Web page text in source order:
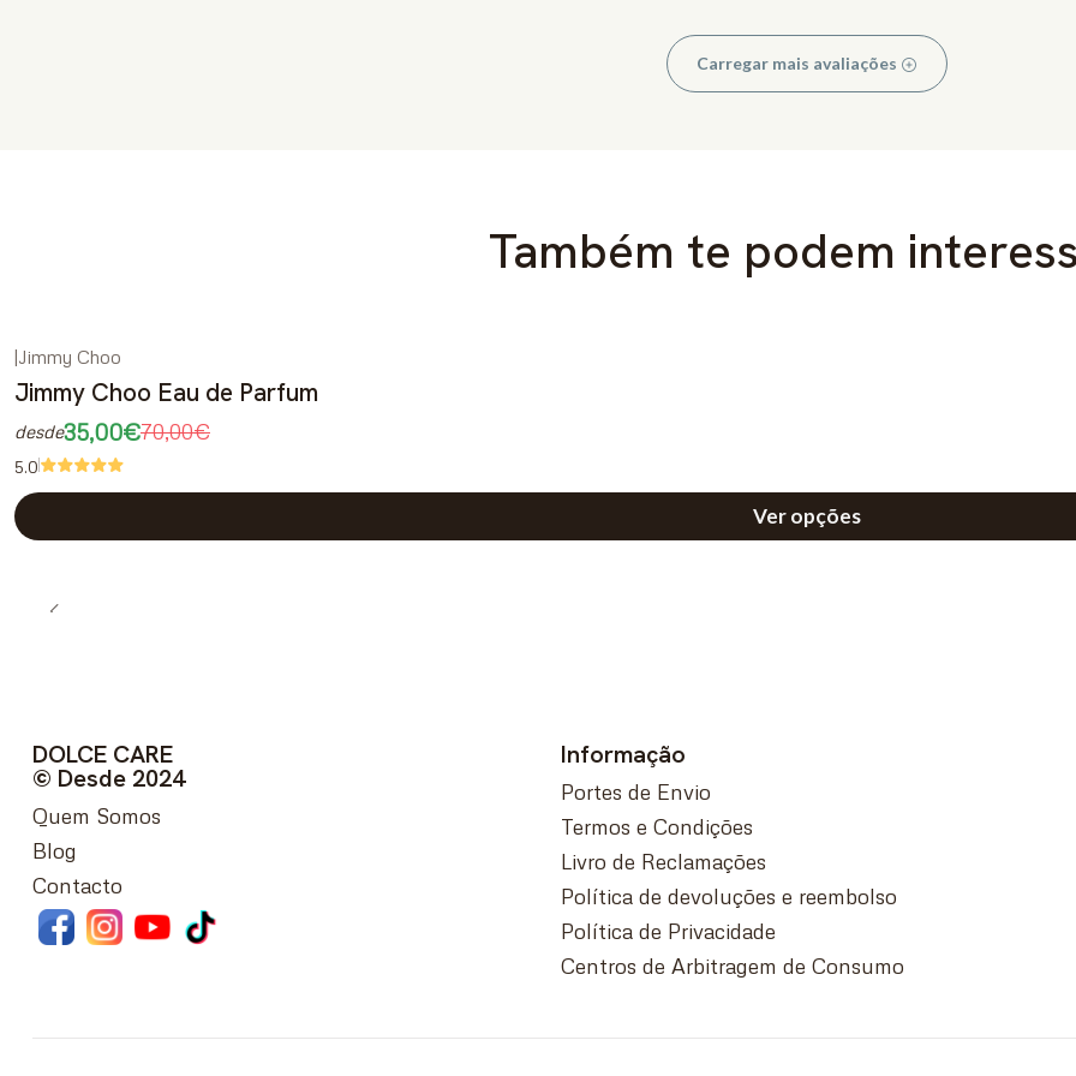
Carregar mais avaliações
Também te podem
-50%DESCONTO
|Jimmy Choo
Jimmy Choo Eau de Parfum
desde35,00€70,00€
5.0
Ver opções
DOLCE CARE
© Desde 2024
Quem Somos
Blog
Contacto
Informação
Portes de Envio
Termos e Condições
Livro de Reclamações
Política de devoluções e reembolso
Política de Privacidade
Centros de Arbitragem de Consumo